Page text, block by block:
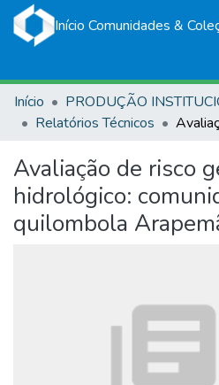
Início Comunidades &
Início
Relatórios Técnicos
Avaliação de risco
hidrológico:
quilombola